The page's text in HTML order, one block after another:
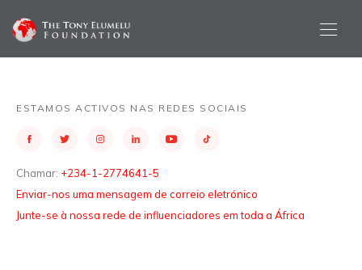
ESTAMOS ACTIVOS NAS REDES SOCIAIS
Chamar: +234-1-2774641-5
Enviar-nos uma mensagem de correio eletrónico
Junte-se à nossa rede de influenciadores em toda a África